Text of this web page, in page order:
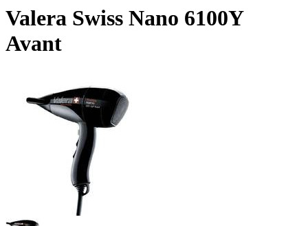
Valera Swiss Nano 6100Y
Avant